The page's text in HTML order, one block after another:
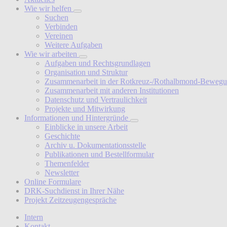
Wie wir helfen
Suchen
Verbinden
Vereinen
Weitere Aufgaben
Wie wir arbeiten
Aufgaben und Rechtsgrundlagen
Organisation und Struktur
Zusammenarbeit in der Rotkreuz-/Rothalbmond-
Zusammenarbeit mit anderen Institutionen
Datenschutz und Vertraulichkeit
Projekte und Mitwirkung
Informationen und Hintergründe
Einblicke in unsere Arbeit
Geschichte
Archiv u. Dokumentationsstelle
Publikationen und Bestellformular
Themenfelder
Newsletter
Online Formulare
DRK-Suchdienst in Ihrer Nähe
Projekt Zeitzeugengespräche
Intern